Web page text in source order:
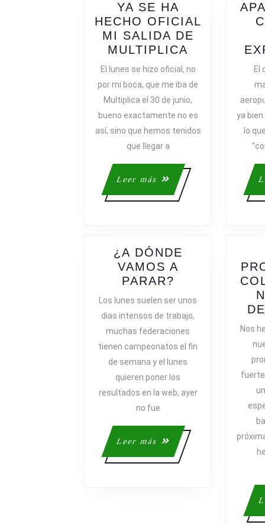
YA SE HA
HECHO OFICIAL
MI SALIDA DE
MULTIPLICA
HECHO
OFICIAL
MI
SALIDA
El lunes se hizo oficial, no
por mi boca, que me iba de
Multiplica el 30 de junio,
bueno exactamente no es
así, sino que hemos tenidos
que llegar a
Leer más
Leer
más
El
ya
lo
¿A DÓNDE
VAMOS A
PARAR?
A
PARAR?
Los lunes suelen ser unos
dias intensos de trabajo,
muchas federaciones
tienen campeonatos el fin
de semana y el lunes
quieren poner los
resultados en la web, ayer
no fue
Leer más
Leer
más
Nos